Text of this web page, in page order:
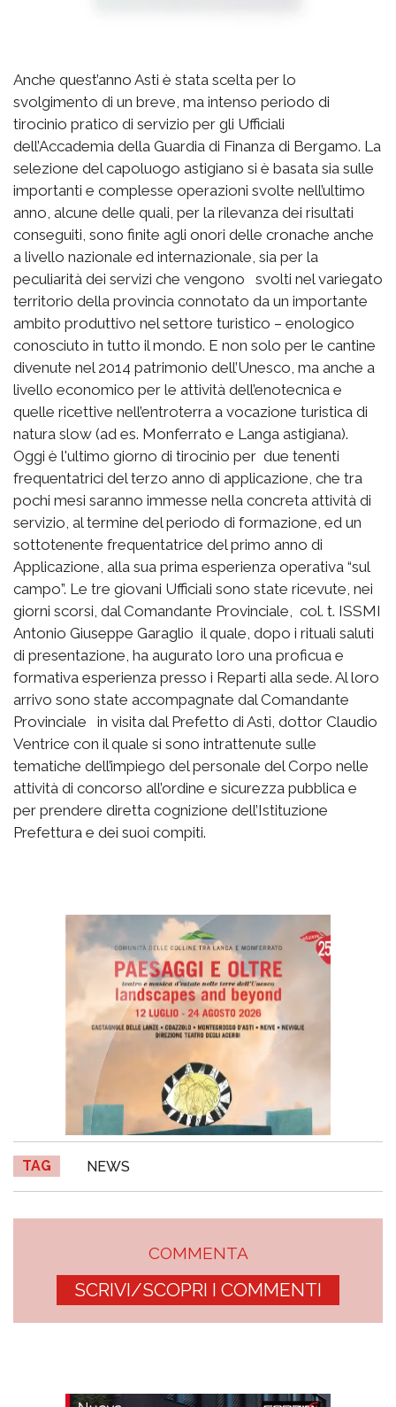
Anche quest’anno Asti è stata scelta per lo
svolgimento di un breve, ma intenso periodo di
tirocinio pratico di servizio per gli Ufficiali
dell’Accademia della Guardia di Finanza di Bergamo. La
selezione del capoluogo astigiano si è basata sia sulle
importanti e complesse operazioni svolte nell’ultimo
anno, alcune delle quali, per la rilevanza dei risultati
conseguiti, sono finite agli onori delle cronache anche
a livello nazionale ed internazionale, sia per la
peculiarità dei servizi che vengono svolti nel variegato
territorio della provincia connotato da un importante
ambito produttivo nel settore turistico – enologico
conosciuto in tutto il mondo. E non solo per le cantine
divenute nel 2014 patrimonio dell’Unesco, ma anche a
livello economico per le attività dell’enotecnica e
quelle ricettive nell’entroterra a vocazione turistica di
natura slow (ad es. Monferrato e Langa astigiana).
Oggi è l'ultimo giorno di tirocinio per due tenenti
frequentatrici del terzo anno di applicazione, che tra
pochi mesi saranno immesse nella concreta attività di
servizio, al termine del periodo di formazione, ed un
sottotenente frequentatrice del primo anno di
Applicazione, alla sua prima esperienza operativa “sul
campo”. Le tre giovani Ufficiali sono state ricevute, nei
giorni scorsi, dal Comandante Provinciale, col. t. ISSMI
Antonio Giuseppe Garaglio il quale, dopo i rituali saluti
di presentazione, ha augurato loro una proficua e
formativa esperienza presso i Reparti alla sede. Al loro
arrivo sono state accompagnate dal Comandante
Provinciale in visita dal Prefetto di Asti, dottor Claudio
Ventrice con il quale si sono intrattenute sulle
tematiche dell’impiego del personale del Corpo nelle
attività di concorso all’ordine e sicurezza pubblica e
per prendere diretta cognizione dell’Istituzione
Prefettura e dei suoi compiti.
TAG NEWS
COMMENTA
SCRIVI/SCOPRI I COMMENTI